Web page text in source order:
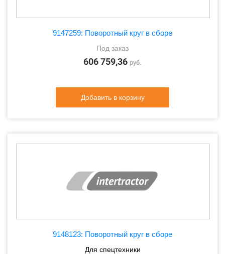
9147259: Поворотный круг в сборе
Под заказ
606 759,36 руб.
Добавить в корзину
9148123: Поворотный круг в сборе
Для спецтехники